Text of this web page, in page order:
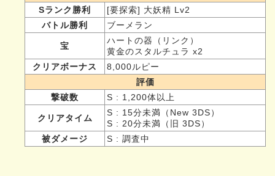
Sランク勝利
[要探索] 大妖精 Lv2
バトル勝利
ブーメラン
宝
ハートの器（リンク）
黄金のスタルチュラ x2
クリアボーナス
8,000ルピー
評価
撃破数
S : 1,200体以上
クリアタイム
S : 15分未満（New 3DS）
S : 20分未満（旧 3DS）
被ダメージ
S : 調査中